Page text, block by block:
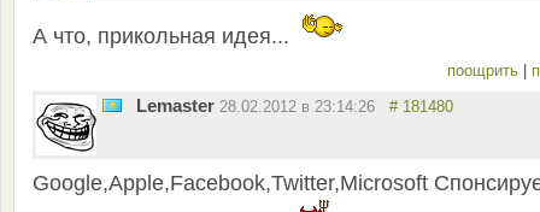
А что, прикольная идея...
поощрить
Lemaster 28.02.2012 в 23:14:26 # 181480
Google,Apple,Facebook,Twitter,Microsoft